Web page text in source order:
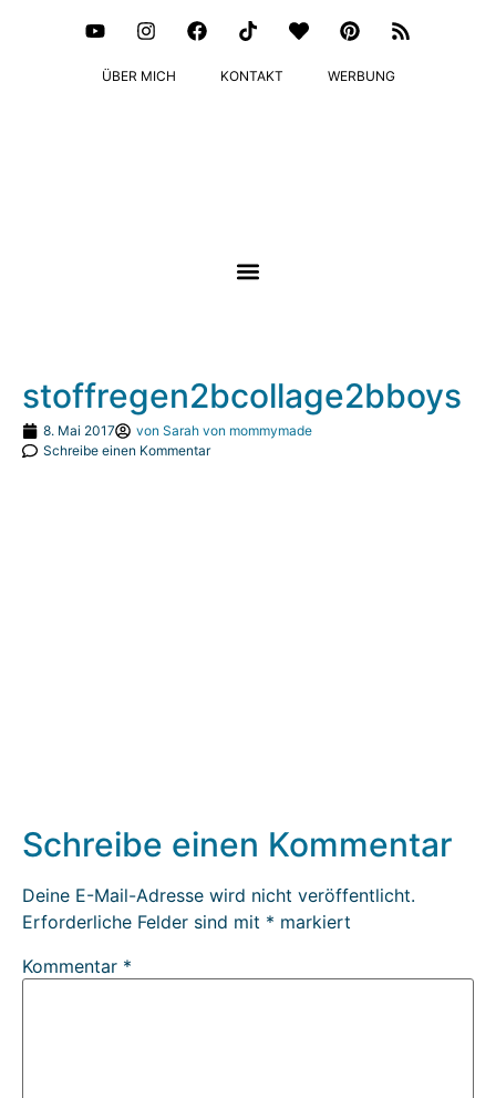
ÜBER MICH KONTAKT WERBUNG
stoffregen2bcollage2bboys
8. Mai 2017 von Sarah von mommymade
Schreibe einen Kommentar
Schreibe einen Kommentar
Deine E-Mail-Adresse wird nicht veröffentlicht.
Erforderliche Felder sind mit * markiert
Kommentar *